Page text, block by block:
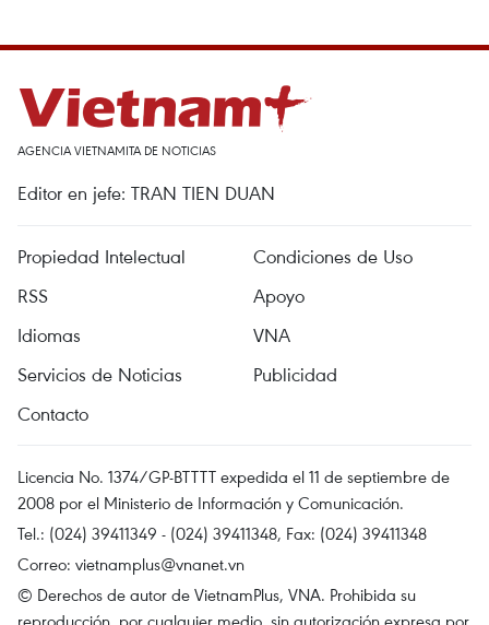
AGENCIA VIETNAMITA DE NOTICIAS
Editor en jefe: TRAN TIEN DUAN
Propiedad Intelectual
Condiciones de Uso
RSS
Apoyo
Idiomas
VNA
Servicios de Noticias
Publicidad
Contacto
Licencia No. 1374/GP-BTTTT expedida el 11 de septiembre de
2008 por el Ministerio de Información y Comunicación.
Tel.: (024) 39411349 - (024) 39411348, Fax: (024) 39411348
Correo: vietnamplus@vnanet.vn
© Derechos de autor de VietnamPlus, VNA. Prohibida su
reproducción, por cualquier medio, sin autorización expresa por